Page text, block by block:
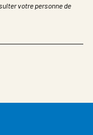
votre personne de